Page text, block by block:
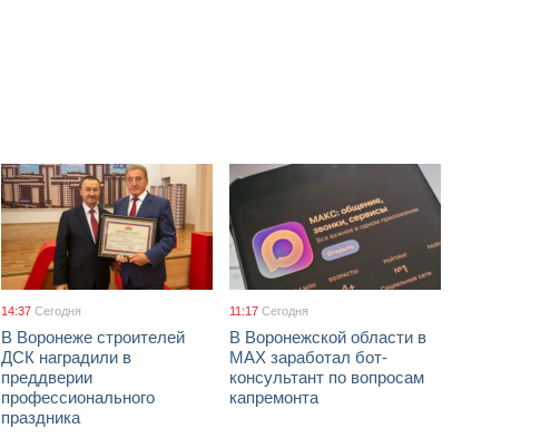
14:37 Сегодня
В Воронеже строителей
ДСК наградили в
преддверии
профессионального
праздника
11:17 Сегодня
В Воронежской области в
МАХ заработал бот-
консультант по вопросам
капремонта